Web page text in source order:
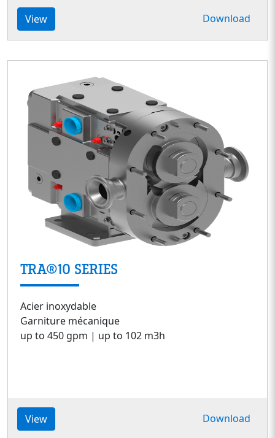
View Download
TRA®10 SERIES
Acier inoxydable
Garniture mécanique
up to 450 gpm | up to 102 m3h
View Download